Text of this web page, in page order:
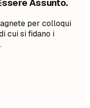
Assunto.
per colloqui
cui si fidano i